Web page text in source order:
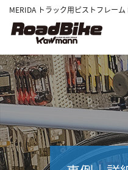
MERIDA トラック用ピストフレー